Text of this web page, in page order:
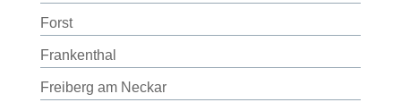
Forst
Frankenthal
Freiberg am Neckar